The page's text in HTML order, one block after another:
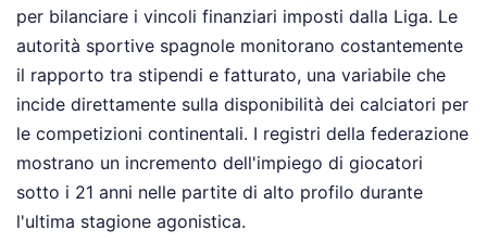
per bilanciare i vincoli finanziari imposti dalla Liga. Le
autorità sportive spagnole monitorano costantemente
il rapporto tra stipendi e fatturato, una variabile che
incide direttamente sulla disponibilità dei calciatori per
le competizioni continentali. I registri della federazione
mostrano un incremento dell'impiego di giocatori
sotto i 21 anni nelle partite di alto profilo durante
l'ultima stagione agonistica.